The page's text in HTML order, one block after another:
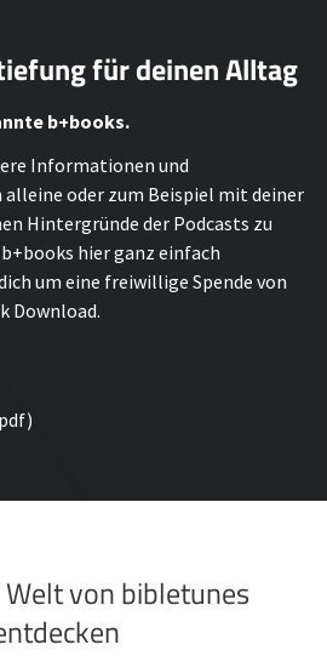
für deinen Alltag
b+books.
Informationen und
alleine oder zum Beispiel mit deiner
Hintergründe der Podcasts zu
hier ganz einfach
um eine freiwillige Spende von
Download.
von bibletunes